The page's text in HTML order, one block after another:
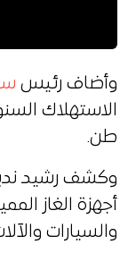
وأضاف رئيس
طن.
وكشف رشيد
أجهزة الغاز
والسيارات